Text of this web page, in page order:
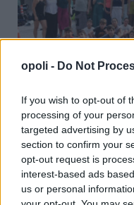
opoli - Do Not
If you wish to opt-out of
processing of your
targeted advertising by
section to confirm your
opt-out request is
interest-based ads
us or personal
Η ομάδα κολύμβησης
τη Νάουσα για την
Πέμπτη, 16 Ιουλίου 2026 9:36 ΠΜ